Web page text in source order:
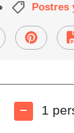
Postres
1